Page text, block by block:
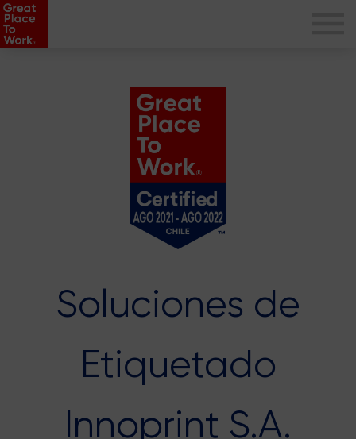
Soluciones de
Etiquetado
Innoprint S.A.